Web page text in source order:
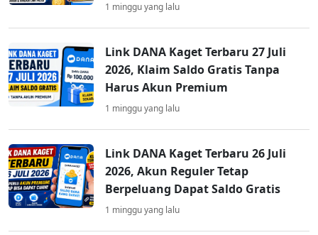
1 minggu yang lalu
Link DANA Kaget Terbaru 27 Juli
2026, Klaim Saldo Gratis Tanpa
Harus Akun Premium
1 minggu yang lalu
Link DANA Kaget Terbaru 26 Juli
2026, Akun Reguler Tetap
Berpeluang Dapat Saldo Gratis
1 minggu yang lalu